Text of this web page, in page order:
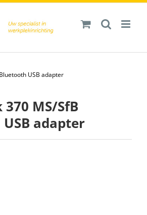
USB adapter
MS/SfB
adapter